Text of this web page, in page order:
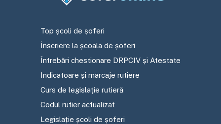
Top școli de șoferi
Înscriere la școala de șoferi
Întrebări chestionare DRPCIV și Atestate
Indicatoare și marcaje rutiere
Curs de legislație rutieră
Codul rutier actualizat
Legislație școli de șoferi